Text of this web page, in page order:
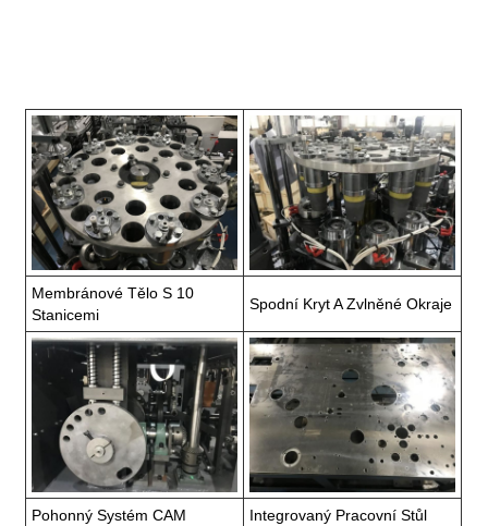
Membránové Tělo S 10
Stanicemi
Spodní Kryt A Zvlněné Okraje
Pohonný Systém CAM Integrovaný Pracovní Stůl